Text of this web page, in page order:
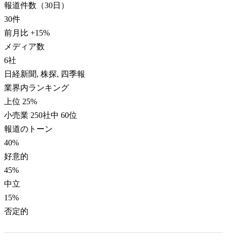
報道件数（30日）
30件
前月比 +15%
メディア数
6社
日経新聞, 株探, 四季報
業界内ランキング
上位 25%
小売業 250社中 60位
報道のトーン
40%
好意的
45%
中立
15%
否定的